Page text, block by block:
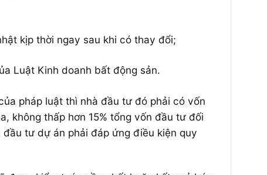
kịp thời ngay sau khi có thay đổi;
Luật Kinh doanh bất động sản.
pháp luật thì nhà đầu tư đó phải có vốn
không thấp hơn 15% tổng vốn đầu tư đối
tư dự án phải đáp ứng điều kiện quy